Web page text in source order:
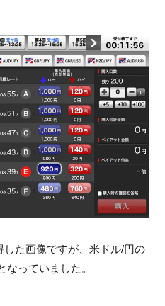
した画像ですが、米ドル/円の
なっていました。